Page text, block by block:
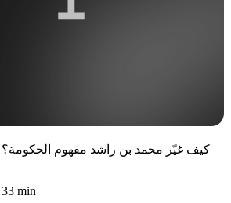
كيف غيّر محمد بن راشد مفهوم
min